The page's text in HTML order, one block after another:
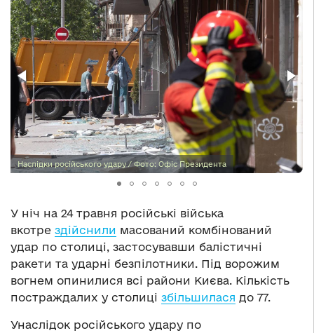
Наслідки російського удару / Фото: Офіс Президента
У ніч на 24 травня російські війська
вкотре здійснили масований комбінований
удар по столиці, застосувавши балістичні
ракети та ударні безпілотники. Під ворожим
вогнем опинилися всі райони Києва. Кількість
постраждалих у столиці збільшилася до 77.
Унаслідок російського удару по